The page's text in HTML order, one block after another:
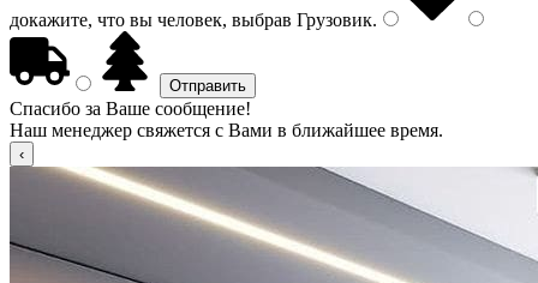
докажите, что вы человек, выбрав Грузовик.
Спасибо за Ваше сообщение!
Наш менеджер свяжется с Вами в ближайшее время.